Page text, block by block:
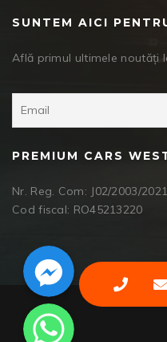
SUNTEM AICI
Află primul ultimele noutăți
PREMIUM CARS
Nr. Reg. Com: J02/2003/2021
Cod fiscal: RO45213220
Facebook Messenger
WhatsApp